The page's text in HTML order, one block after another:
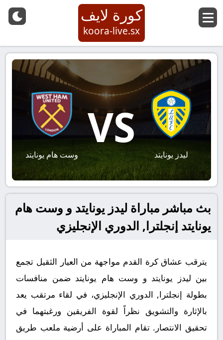
كورة لايف
koora-live.sx
ليدز يونايتد
VS
وست هام يونايتد
بث مباشر مباراة ليدز يونايتد و وست هام
يونايتد إنجلترا, الدوري الإنجليزي
يترقب عشاق كرة القدم مواجهة من العيار الثقيل تجمع
بين ليدز يونايتد و وست هام يونايتد ضمن منافسات
بطولة إنجلترا, الدوري الإنجليزي، في لقاء مرتقب يعد
بالإثارة والتشويق نظراً لقوة الفريقين ورغبتهما في
تحقيق الانتصار. تقام المباراة على أرضية ملعب طريق